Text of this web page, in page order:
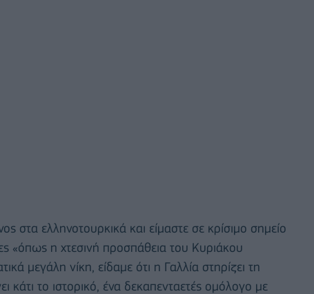
στα ελληνοτουρκικά και είμαστε σε κρίσιμο σημείο
«όπως η χτεσινή προσπάθεια του Κυριάκου
μεγάλη νίκη, είδαμε ότι η Γαλλία στηρίζει τη
κάτι το ιστορικό, ένα δεκαπενταετές ομόλογο με